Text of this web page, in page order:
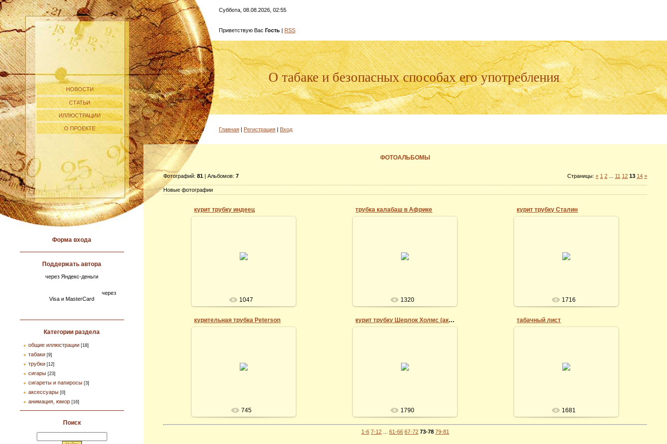
НОВОСТИ
СТАТЬИ
ИЛЛЮСТРАЦИИ
О ПРОЕКТЕ
Форма входа
Поддержать автора
через Яндекс-деньги
через
Visa и MasterCard
Категории раздела
общие иллюстрации [18]
табаки [9]
трубки [12]
сигары [23]
сигареты и папиросы [3]
аксессуары [0]
анимация, юмор [16]
Поиск
Суббота, 08.08.2026, 02:55
Приветствую Вас Гость | RSS
О табаке и безопасных способах его употребления
Главная | Регистрация | Вход
ФОТОАЛЬБОМЫ
Фотографий: 81 | Альбомов: 7 Страницы: « 1 2 11 12 13 14 »
Новые фотографии
курит трубку индеец
1047
трубка калабаш в Африке
1320
курит трубку Сталин
1716
курительная трубка Peterson
745
курит трубку Шерлок Холмс (актер Ливанов)
1790
табачный лист
1681
1-6 7-12 61-66 67-72 73-78 79-81